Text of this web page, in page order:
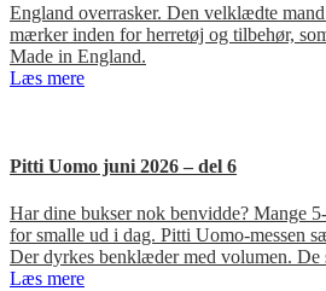
England overrasker. Den velklædte
mærker inden for herretøj og tilbehør,
Made in England.
Læs mere
Pitti Uomo juni 2026 – del 6
Har dine bukser nok benvidde? Mange
for smalle ud i dag. Pitti Uomo-messen
Der dyrkes benklæder med volumen. De
Læs mere